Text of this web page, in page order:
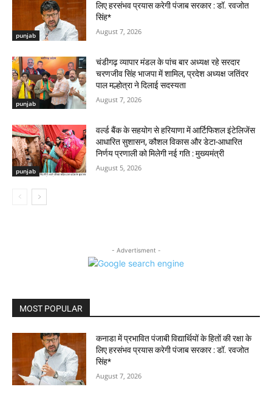
punjab
लिए हरसंभव प्रयास करेगी पंजाब सरकार : डॉ. रवजोत
सिंह*
August 7, 2026
punjab
चंडीगढ़ व्यापार मंडल के पांच बार अध्यक्ष रहे सरदार
चरणजीव सिंह भाजपा में शामिल, प्रदेश अध्यक्ष जतिंदर
पाल मल्होत्रा ने दिलाई सदस्यता
August 7, 2026
punjab
वर्ल्ड बैंक के सहयोग से हरियाणा में आर्टिफिशल इंटेलिजेंस
आधारित सुशासन, कौशल विकास और डेटा-आधारित
निर्णय प्रणाली को मिलेगी नई गति : मुख्यमंत्री
August 5, 2026
- Advertisment -
MOST POPULAR
कनाडा में प्रभावित पंजाबी विद्यार्थियों के हितों की रक्षा के
लिए हरसंभव प्रयास करेगी पंजाब सरकार : डॉ. रवजोत
सिंह*
August 7, 2026